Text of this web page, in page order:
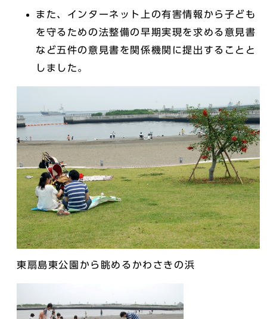
また、インターネット上の有害情報から子ども
を守るための法整備の早期実現を求める意見書
など五件の意見書を関係機関に提出することと
しました。
東扇島東公園から眺めるかわさきの浜